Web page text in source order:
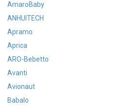
AmaroBaby
ANHUITECH
Apramo
Aprica
ARO-Bebetto
Avanti
Avionaut
Babalo